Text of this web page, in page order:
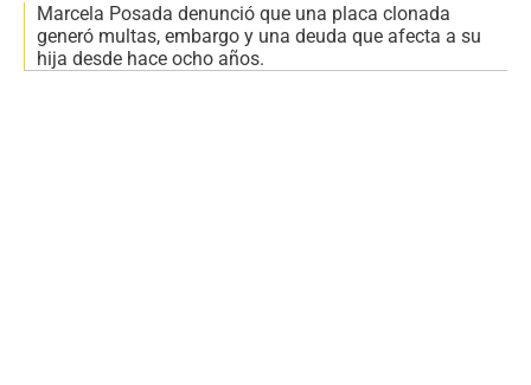
Marcela Posada denunció que una placa clonada
generó multas, embargo y una deuda que afecta a su
hija desde hace ocho años.